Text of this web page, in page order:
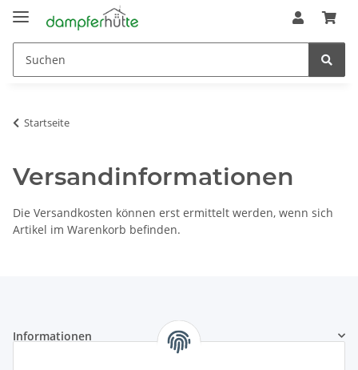
Startseite
Versandinformationen
Die Versandkosten können erst ermittelt werden, wenn sich
Artikel im Warenkorb befinden.
Informationen